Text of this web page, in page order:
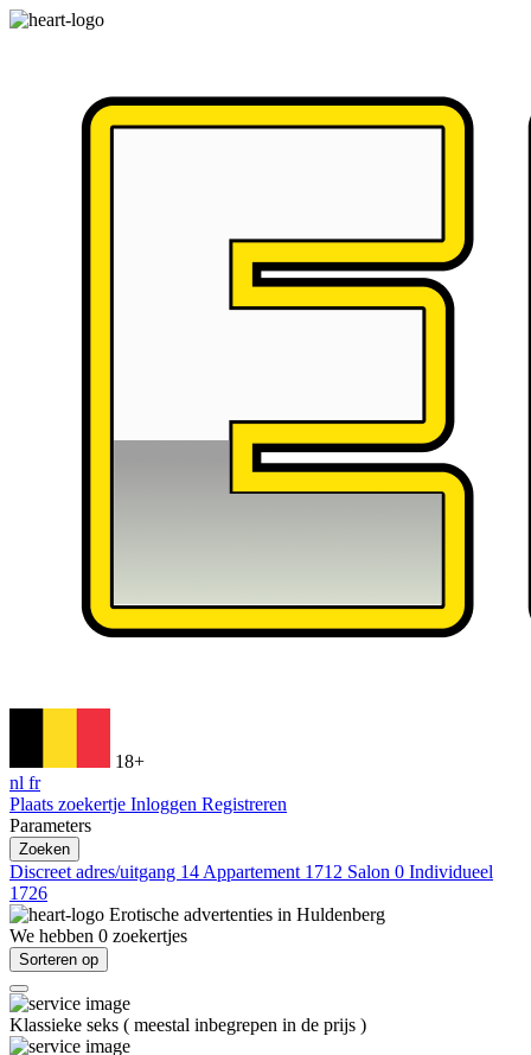
18+
nl fr
Plaats zoekertje Inloggen Registreren
Parameters
Zoeken
Discreet adres/uitgang 14 Appartement 1712 Salon 0 Individueel
1726
Erotische advertenties in Huldenberg
We hebben 0 zoekertjes
Sorteren op
Klassieke seks ( meestal inbegrepen in de prijs )